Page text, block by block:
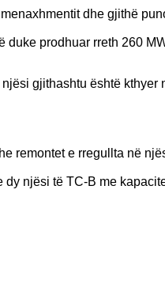
dhe gjithë
duke prodhuar rreth 260
gjithashtu është kthyer
remontet e rregullta në
njësi të TC-B me